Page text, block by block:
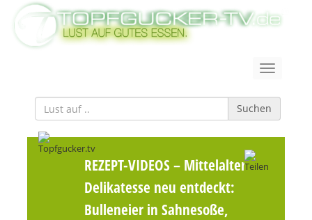
Suchen
REZEPT-VIDEOS– Mittelalter-
Delikatesse neu entdeckt:
Bulleneier in Sahnesoße,